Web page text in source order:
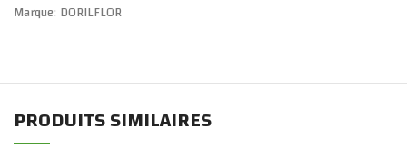
Marque: DORILFLOR
PRODUITS SIMILAIRES